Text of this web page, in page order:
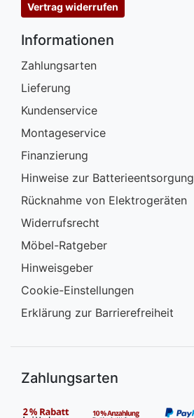
Vertrag widerrufen
Informationen
Zahlungsarten
Lieferung
Kundenservice
Montageservice
Finanzierung
Hinweise zur Batterieentsorgung
Rücknahme von Elektrogeräten
Widerrufsrecht
Möbel-Ratgeber
Hinweisgeber
Cookie-Einstellungen
Erklärung zur Barrierefreiheit
Zahlungsarten